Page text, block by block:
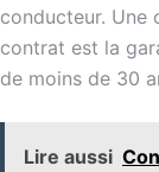
conducteur. Une
contrat est la
de moins de 30
Lire aussi